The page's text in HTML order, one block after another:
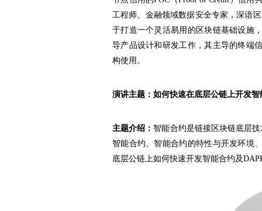
工程师、金融领域数据安全专家，深谙
于打造一个灵活易用的区块链基础设施
导产品设计和研发工作，其主导的终端
构使用。
演讲主题： 如何快速在底层公链上开发智
主题介绍：智能合约是链接区块链底层
智能合约、智能合约的特性与开发环境
底层公链上如何快速开发智能合约及